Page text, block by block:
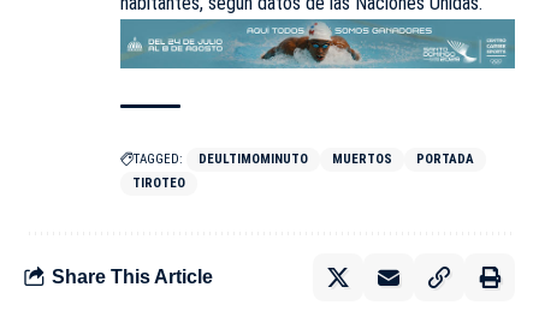
TAGGED: DEULTIMOMINUTO MUERTOS
PORTADA
TIROTEO
Share This Article